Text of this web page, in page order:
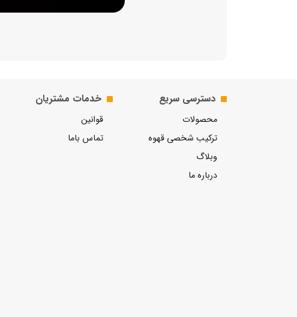
دسترسی سریع
محصولات
ترکیب شخصی قهوه
وبلاگ
درباره ما
خدمات مشتریان
قوانین
تماس باما